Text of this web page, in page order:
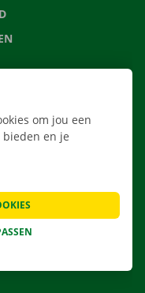
om jou een
en je